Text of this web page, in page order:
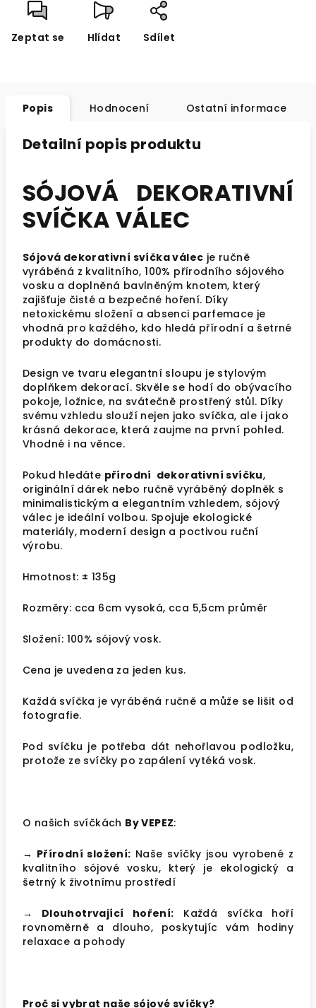
Zeptat se Hlídat Sdílet
Popis Hodnocení Ostatní informace
Detailní popis produktu
SÓJOVÁ DEKORATIVNÍ
SVÍČKA VÁLEC
Sójová dekorativní svíčka válec je ručně
vyráběná z kvalitního, 100% přírodního sójového
vosku a doplněná bavlněným knotem, který
zajišťuje čisté a bezpečné hoření. Díky
netoxickému složení a absenci parfemace je
vhodná pro každého, kdo hledá přírodní a šetrné
produkty do domácnosti.
Design ve tvaru elegantní sloupu je stylovým
doplňkem dekorací. Skvěle se hodí do obývacího
pokoje, ložnice, na svátečně prostřený stůl. Díky
svému vzhledu slouží nejen jako svíčka, ale i jako
krásná dekorace, která zaujme na první pohled.
Vhodné i na věnce.
Pokud hledáte přírodní dekorativní svíčku,
originální dárek nebo ručně vyráběný doplněk s
minimalistickým a elegantním vzhledem, sójový
válec je ideální volbou. Spojuje ekologické
materiály, moderní design a poctivou ruční
výrobu.
Hmotnost: ± 135g
Rozměry: cca 6cm vysoká, cca 5,5cm průměr
Složení: 100% sójový vosk.
Cena je uvedena za jeden kus.
Každá svíčka je vyráběná ručně a může se lišit od
fotografie.
Pod svíčku je potřeba dát nehořlavou podložku,
protože ze svíčky po zapálení vytéká vosk.
O našich svíčkách By VEPEZ:
→ Přírodní složení: Naše svíčky jsou vyrobené z
kvalitního sójové vosku, který je ekologický a
šetrný k životnímu prostředí
→ Dlouhotrvající hoření: Každá svíčka hoří
rovnoměrně a dlouho, poskytujíc vám hodiny
relaxace a pohody
Proč si vybrat naše sójové svíčky?